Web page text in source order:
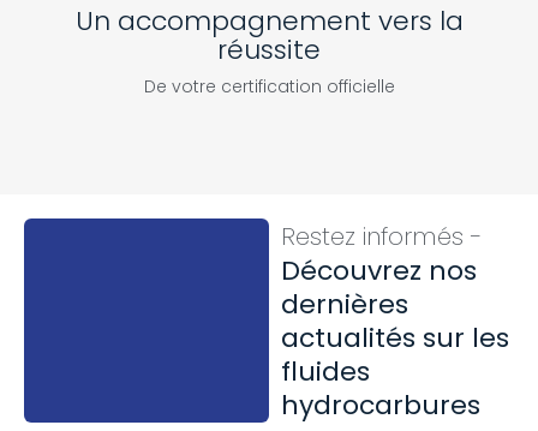
Un accompagnement vers la
réussite
De votre certification officielle
Restez informés -
Découvrez nos
dernières
actualités sur les
fluides
hydrocarbures